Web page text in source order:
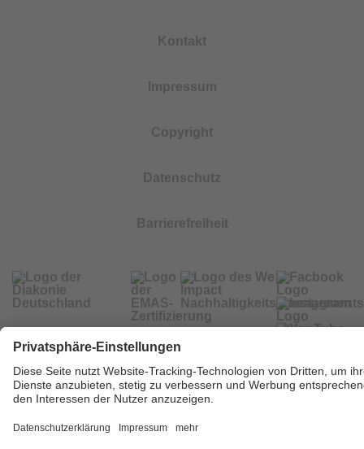
Kontakt
Impressum
Copyright
Datenschutz
Barrierefreiheit